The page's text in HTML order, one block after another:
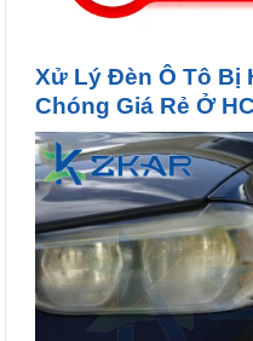
Xử Lý Đèn Ô Tô Bị
Chóng Giá Rẻ Ở